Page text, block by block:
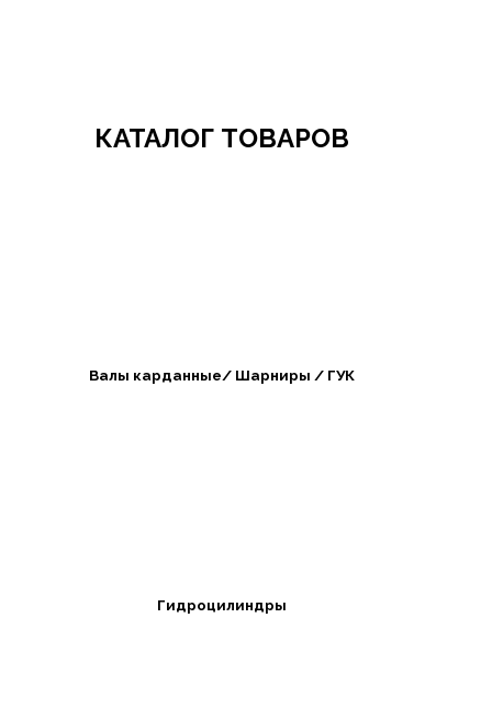
КАТАЛОГ ТОВАРОВ
Валы карданные/ Шарниры / ГУК
Гидроцилиндры